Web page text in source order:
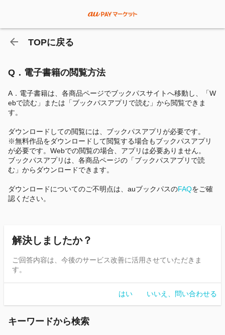
TOPに戻る
Q．電子書籍の閲覧方法
A． 電子書籍は、各商品ページでブックパスサイトへ移動し、「W
ebで読む」または「ブックパスアプリで読む」から閲覧できま
す。
ダウンロードしての閲覧には、ブックパスアプリが必要です。
※無料作品をダウンロードして閲覧する場合もブックパスアプリ
が必要です。Webでの閲覧の場合、アプリは必要ありません。
ブックパスアプリは、各商品ページの「ブックパスアプリで読
む」からダウンロードできます。
ダウンロードについてのご不明点は、auブックパスのFAQをご確
認ください。
解決しましたか？
ご回答内容は、今後のサービス改善に活用させていただきま
す。
はい いいえ、問い合わせる
キーワードから検索